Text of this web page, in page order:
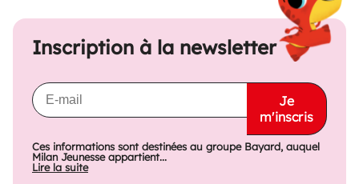
Inscription à la newsletter
Je
m'inscris
Ces informations sont destinées au groupe Bayard, auquel
Milan Jeunesse appartient...
Lire la suite